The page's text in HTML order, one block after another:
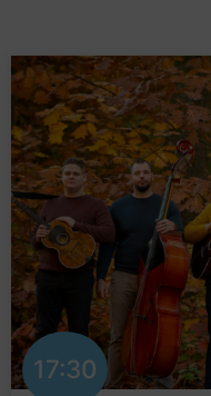
17:30